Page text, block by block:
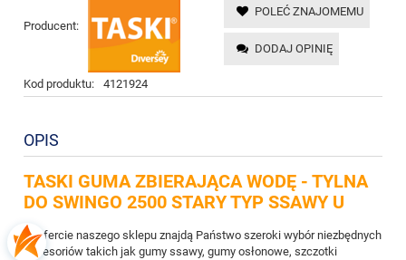
Producent:
Kod produktu: 4121924
POLEĆ ZNAJOMEMU
DODAJ OPINIĘ
OPIS
TASKI GUMA ZBIERAJĄCA WODĘ - TYLNA
DO SWINGO 2500 STARY TYP SSAWY U
W ofercie naszego sklepu znajdą Państwo szeroki wybór niezbędnych
akcesoriów takich jak gumy ssawy, gumy osłonowe, szczotki